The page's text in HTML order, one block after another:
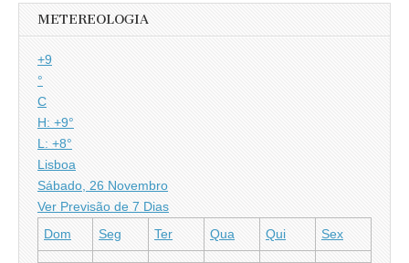
METEREOLOGIA
+9
°
C
H: +9°
L: +8°
Lisboa
Sábado, 26 Novembro
Ver Previsão de 7 Dias
Dom
Seg Ter Qua Qui Sex